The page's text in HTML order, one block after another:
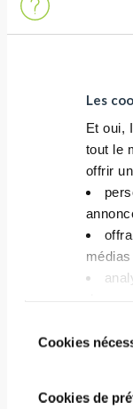
Les
Et oui,
tout le
offrir
refuser
tout
les
duCookies
Cookies de